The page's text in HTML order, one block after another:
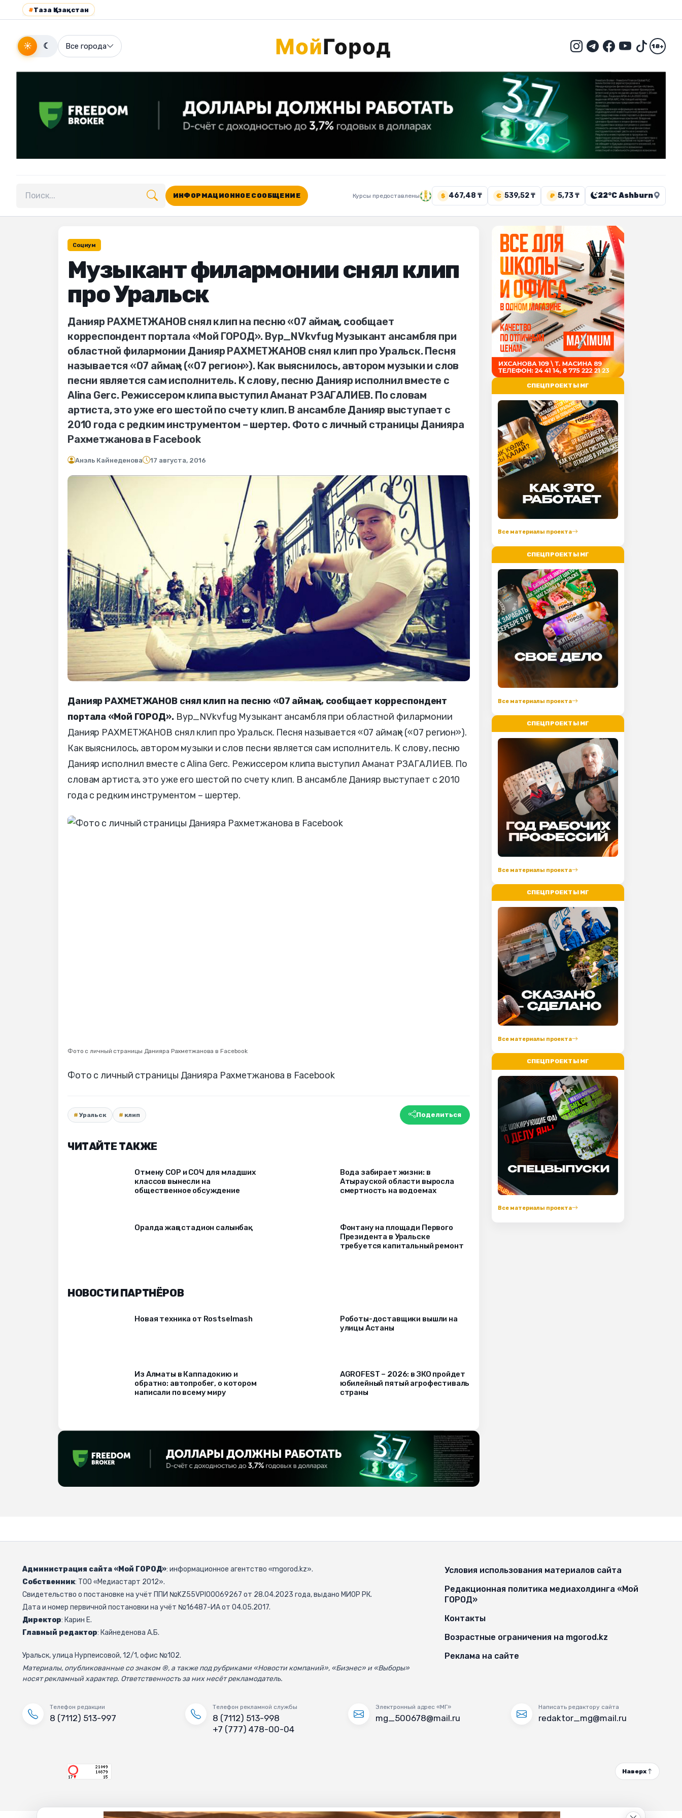
#Таза Қазақстан
☀ ☾ Все города 18+
Поиск по сайту
ИНФОРМАЦИОННОЕ СООБЩЕНИЕ Курсы предоставлены $ 467,48 ₸ € 539,52 ₸ ₽ 5,73 ₸ 22°C Ashburn
Социум
Музыкант филармонии снял клип
про Уральск
Данияр РАХМЕТЖАНОВ снял клип на песню «07 аймақ», сообщает
корреспондент портала «Мой ГОРОД». Byp_NVkvfug Музыкант ансамбля при
областной филармонии Данияр РАХМЕТЖАНОВ снял клип про Уральск. Песня
называется «07 аймақ» («07 регион»). Как выяснилось, автором музыки и слов
песни является сам исполнитель. К слову, песню Данияр исполнил вместе с
Alina Gerc. Режиссером клипа выступил Аманат РЗАГАЛИЕВ. По словам
артиста, это уже его шестой по счету клип. В ансамбле Данияр выступает с
2010 года с редким инструментом – шертер. Фото с личный страницы Данияра
Рахметжанова в Facebook
Анэль Кайнеденова 17 августа, 2016
Данияр РАХМЕТЖАНОВ снял клип на песню «07 аймақ», сообщает корреспондент
портала «Мой ГОРОД».Byp_NVkvfug Музыкант ансамбля при областной филармонии
Данияр РАХМЕТЖАНОВ снял клип про Уральск. Песня называется «07 аймақ» («07 регион»).
Как выяснилось, автором музыки и слов песни является сам исполнитель. К слову, песню
Данияр исполнил вместе с Alina Gerc. Режиссером клипа выступил Аманат РЗАГАЛИЕВ. По
словам артиста, это уже его шестой по счету клип. В ансамбле Данияр выступает с 2010
года с редким инструментом – шертер.
Фото с личный страницы Данияра Рахметжанова в Facebook
Фото с личный страницы Данияра Рахметжанова в Facebook
Уральск клип Поделиться
ЧИТАЙТЕ ТАКЖЕ
Отмену СОР и СОЧ для младших
классов вынесли на
общественное обсуждение
Вода забирает жизни: в
Атырауской области выросла
смертность на водоемах
Оралда жаңа стадион салынбақ
Фонтану на площади Первого
Президента в Уральске
требуется капитальный ремонт
НОВОСТИ ПАРТНЁРОВ
Новая техника от Rostselmash
Роботы-доставщики вышли на
улицы Астаны
Из Алматы в Каппадокию и
обратно: автопробег, о котором
написали по всему миру
AGROFEST – 2026: в ЗКО пройдет
юбилейный пятый агрофестиваль
страны
СПЕЦПРОЕКТЫ МГ
Все материалы проекта
СПЕЦПРОЕКТЫ МГ
Все материалы проекта
СПЕЦПРОЕКТЫ МГ
Все материалы проекта
СПЕЦПРОЕКТЫ МГ
Все материалы проекта
СПЕЦПРОЕКТЫ МГ
Все материалы проекта
Администрация сайта «Мой ГОРОД»: информационное агентство «mgorod.kz».
Собственник: ТОО «Медиастарт 2012».
Свидетельство о постановке на учёт ППИ №KZ55VPI00069267 от 28.04.2023 года, выдано МИОР РК.
Дата и номер первичной постановки на учёт №16487-ИА от 04.05.2017.
Директор: Карин Е.
Главный редактор: Кайнеденова А.Б.
Уральск, улица Нурпеисовой, 12/1, офис №102.
Материалы, опубликованные со знаком ®, а также под рубриками «Новости компаний», «Бизнес» и «Выборы»
носят рекламный характер. Ответственность за них несёт рекламодатель.
Условия использования материалов сайта
Редакционная политика медиахолдинга «Мой
ГОРОД»
Контакты
Возрастные ограничения на mgorod.kz
Реклама на сайте
Телефон редакции
8 (7112) 513-997
Телефон рекламной службы
8 (7112) 513-998
+7 (777) 478-00-04
Электронный адрес «МГ»
mg_500678@mail.ru
Написать редактору сайта
redaktor_mg@mail.ru
Наверх